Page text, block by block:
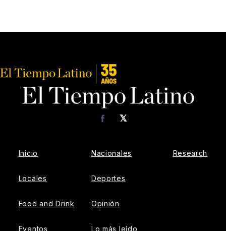
𝕏
Facebook
Inicio
Locales
Food and Drink
Eventos
Nacionales
Deportes
Opinión
Lo más leído
Research